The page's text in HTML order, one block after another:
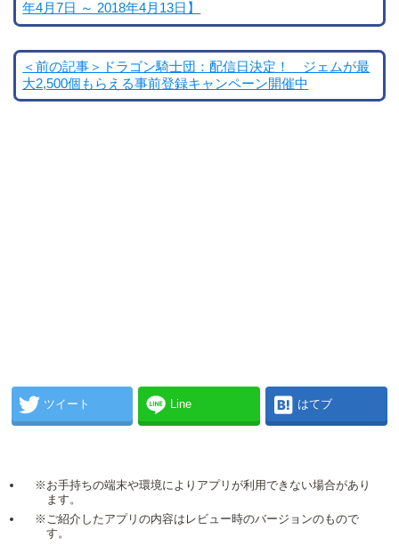
年4月7日 ～ 2018年4月13日】
＜前の記事＞ドラゴン騎士団：配信日決定！ ジェムが最
大2,500個もらえる事前登録キャンペーン開催中
ツイート Line はてブ
※お手持ちの端末や環境によりアプリが利用できない場合があり
ます。
※ご紹介したアプリの内容はレビュー時のバージョンのもので
す。